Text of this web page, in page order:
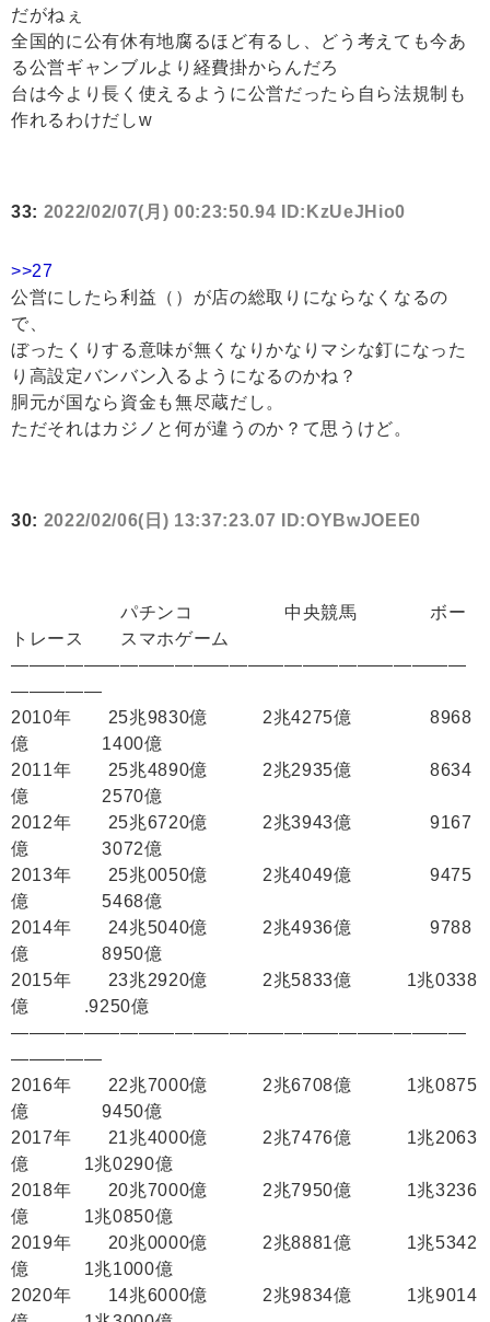
だがねぇ
全国的に公有休有地腐るほど有るし、どう考えても今あ
る公営ギャンブルより経費掛からんだろ
台は今より長く使えるように公営だったら自ら法規制も
作れるわけだしw
33: 2022/02/07(月) 00:23:50.94 ID:KzUeJHio0
>>27
公営にしたら利益（）が店の総取りにならなくなるの
で、
ぼったくりする意味が無くなりかなりマシな釘になった
り高設定バンバン入るようになるのかね？
胴元が国なら資金も無尽蔵だし。
ただそれはカジノと何が違うのか？て思うけど。
30: 2022/02/06(日) 13:37:23.07 ID:OYBwJOEE0
パチンコ 中央競馬 ボー
トレース スマホゲーム
―――――――――――――――――――――――――
―――――
2010年 25兆9830億 2兆4275億 8968
億 1400億
2011年 25兆4890億 2兆2935億 8634
億 2570億
2012年 25兆6720億 2兆3943億 9167
億 3072億
2013年 25兆0050億 2兆4049億 9475
億 5468億
2014年 24兆5040億 2兆4936億 9788
億 8950億
2015年 23兆2920億 2兆5833億 1兆0338
億 .9250億
―――――――――――――――――――――――――
―――――
2016年 22兆7000億 2兆6708億 1兆0875
億 9450億
2017年 21兆4000億 2兆7476億 1兆2063
億 1兆0290億
2018年 20兆7000億 2兆7950億 1兆3236
億 1兆0850億
2019年 20兆0000億 2兆8881億 1兆5342
億 1兆1000億
2020年 14兆6000億 2兆9834億 1兆9014